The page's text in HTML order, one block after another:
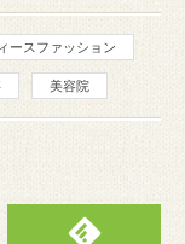
ースファッション
美容院